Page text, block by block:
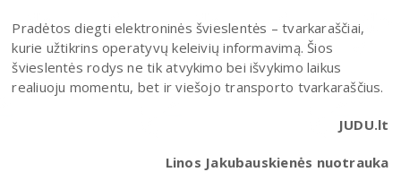
Pradėtos diegti elektroninės švieslentės – tvarkaraščiai,
kurie užtikrins operatyvų keleivių informavimą. Šios
švieslentės rodys ne tik atvykimo bei išvykimo laikus
realiuoju momentu, bet ir viešojo transporto tvarkaraščius.
JUDU.lt
Linos Jakubauskienės nuotrauka